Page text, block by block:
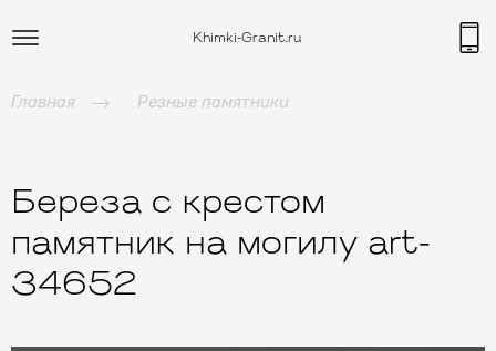
Khimki-Granit.ru
Главная Резные памятники
Береза с крестом
памятник на могилу art-
34652